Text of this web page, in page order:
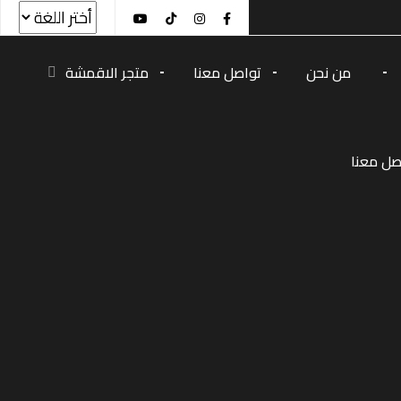
من نحن تواصل معنا متجر الاقمشة
معنا